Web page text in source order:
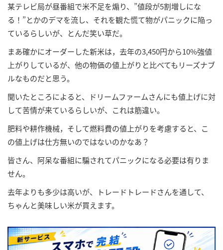
某テレビ局が昼番組で米不足を煽り、”値段が5割増しにな
る！”とかのデマを流し、それを観た慌て物がパニックに陥っ
ているらしいが、とんだ笑い草だ。
まあ確かにオーダーした新米は，去年の3,450円から10%強値
上がりしているが、他の物価の値上がりと比べてもリーズナブ
ルなものだと思う。
聞いたところによると、ドリームファームさんにも値上げに対
して苦情が来ているらしいが、これは筋違い。
肥料や耕作機械，そして燃料費の値上がりを考慮すると、こ
の値上げは仕方無いのではないのかなあ？
皆さん、阿呆な番組に騙されてパニックになる必要は有りま
せん。
去年よりも多少は高いが、トレードトレードさんを通して、
ちゃんと美味しい米が買えます。